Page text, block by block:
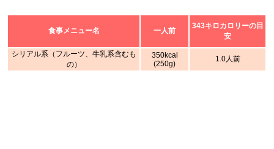
食事メニュー名 一人前
343キロカロリーの目
安
シリアル系（フルーツ、牛乳系含むも
の）
350kcal
(250g)
1.0人前